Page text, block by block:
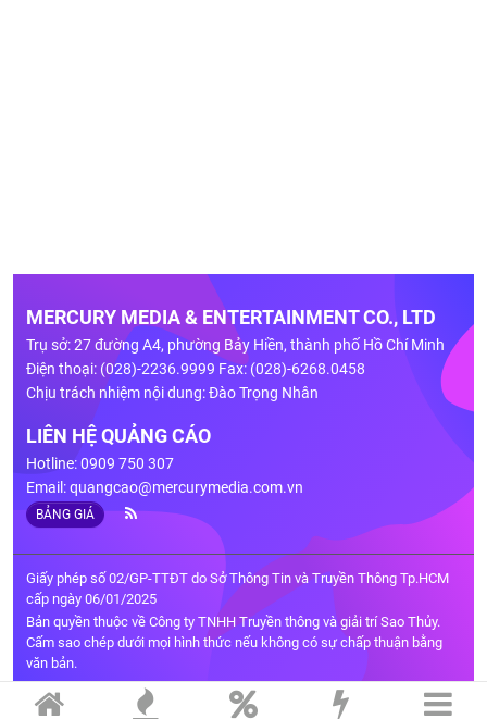
MERCURY MEDIA & ENTERTAINMENT CO., LTD
Trụ sở: 27 đường A4, phường Bảy Hiền, thành phố Hồ Chí Minh
Điện thoại: (028)-2236.9999 Fax: (028)-6268.0458
Chịu trách nhiệm nội dung: Đào Trọng Nhân
LIÊN HỆ QUẢNG CÁO
Hotline: 0909 750 307
Email:quangcao@mercurymedia.com.vn
BẢNG GIÁ
Giấy phép số 02/GP-TTĐT do Sở Thông Tin và Truyền Thông Tp.HCM
cấp ngày 06/01/2025
Bản quyền thuộc về Công ty TNHH Truyền thông và giải trí Sao Thủy.
Cấm sao chép dưới mọi hình thức nếu không có sự chấp thuận bằng
văn bản.